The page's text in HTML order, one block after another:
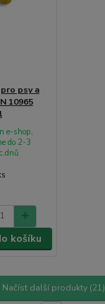
psy a
10965
e-shop,
do 2-3
košíku
Načíst další produkty (21)